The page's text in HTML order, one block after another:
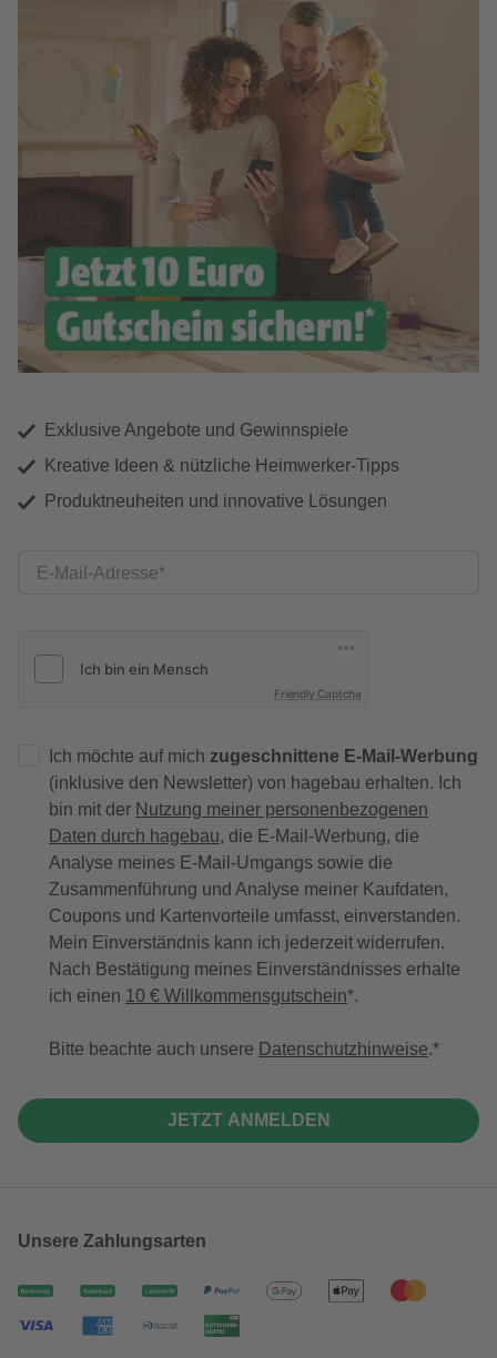
Exklusive Angebote und Gewinnspiele
Kreative Ideen & nützliche Heimwerker-Tipps
Produktneuheiten und innovative Lösungen
E-Mail-Adresse
Friendly Captcha
Ich möchte auf mich zugeschnittene E-Mail-Werbung
(inklusive den Newsletter) von hagebau erhalten. Ich
bin mit der Nutzung meiner personenbezogenen
Daten durch hagebau, die E-Mail-Werbung, die
Analyse meines E-Mail-Umgangs sowie die
Zusammenführung und Analyse meiner Kaufdaten,
Coupons und Kartenvorteile umfasst, einverstanden.
Mein Einverständnis kann ich jederzeit widerrufen.
Nach Bestätigung meines Einverständnisses erhalte
ich einen 10 € Willkommensgutschein*.
Bitte beachte auch unsere Datenschutzhinweise.
JETZT ANMELDEN
Unsere Zahlungsarten